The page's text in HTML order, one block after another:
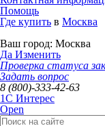
Помощь
Где купить в Москва
Ваш город: Москва
Да Изменить
Проверка статуса
Задать вопрос
8 (800)-333-42-63
1C Интерес
Open